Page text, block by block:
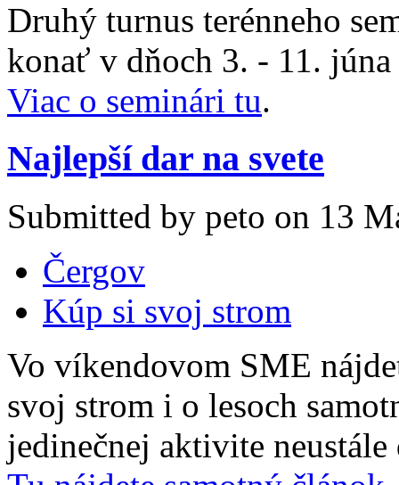
Druhý turnus terénneho
konať v dňoch 3. - 11.
Viac o seminári tu.
Najlepší dar na svete
Submitted by peto on 13
Čergov
Kúp si svoj strom
Vo víkendovom SME
svoj strom i o lesoch
jedinečnej aktivite